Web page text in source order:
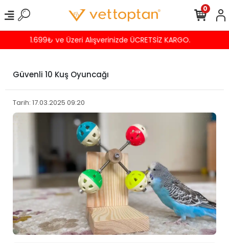
Havalede %4 İNDİRİM
0
Güvenli 10 Kuş Oyuncağı
Tarih: 17.03.2025 09:20